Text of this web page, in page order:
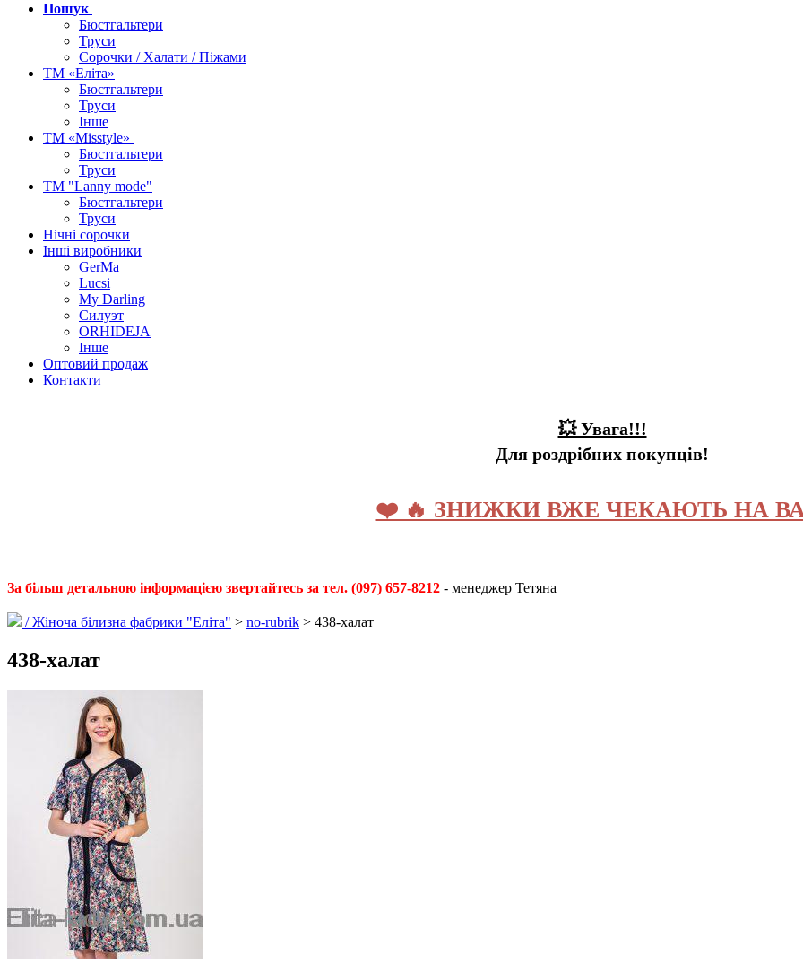
Пошук
Бюстгальтери
Труси
Сорочки / Халати / Піжами
ТМ «Еліта»
Бюстгальтери
Труси
Інше
ТМ «Misstyle»
Бюстгальтери
Труси
ТМ "Lanny mode"
Бюстгальтери
Труси
Нічні сорочки
Інші виробники
GerMa
Lucsi
My Darling
Силуэт
ORHIDEJA
Інше
Оптовий продаж
Контакти
💥 Увага!!!
Для роздрібних покупців!
❤️ 🔥 ЗНИЖКИ ВЖЕ ЧЕКАЮТЬ НА
За більш детальною інформацією звертайтесь за тел. (097) 657-8212 - менеджер Тетяна
/Жіноча білизна фабрики "Еліта" > no-rubrik > 438-халат
438-халат